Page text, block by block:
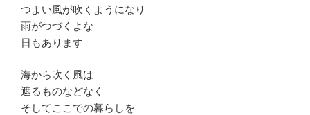
つよい風が吹くようになり
雨がつづくよな
日もあります
海から吹く風は
遮るものなどなく
そしてここでの暮らしを